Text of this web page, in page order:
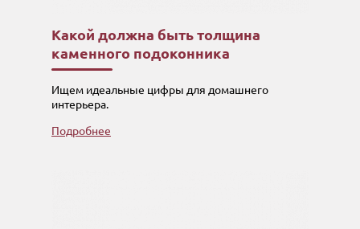
Какой должна быть толщина
каменного подоконника
Ищем идеальные цифры для домашнего
интерьера.
Подробнее